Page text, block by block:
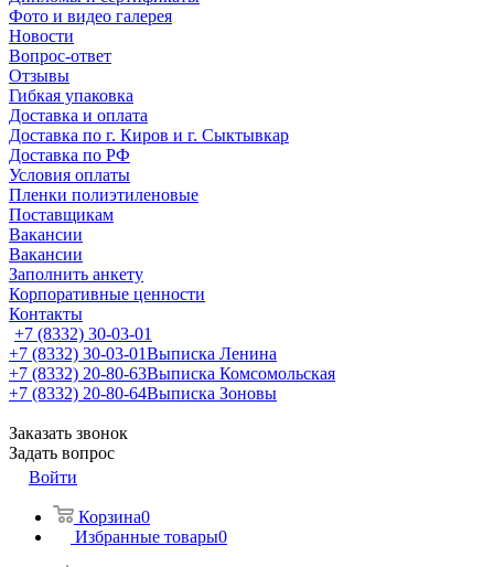
Фото и видео галерея
Новости
Вопрос-ответ
Отзывы
Гибкая упаковка
Доставка и оплата
Доставка по г. Киров и г. Сыктывкар
Доставка по РФ
Условия оплаты
Пленки полиэтиленовые
Поставщикам
Вакансии
Вакансии
Заполнить анкету
Корпоративные ценности
Контакты
+7 (8332) 30-03-01
+7 (8332) 30-03-01Выписка Ленина
+7 (8332) 20-80-63Выписка Комсомольская
+7 (8332) 20-80-64Выписка Зоновы
Заказать звонок
Задать вопрос
Войти
Корзина0
Избранные товары0